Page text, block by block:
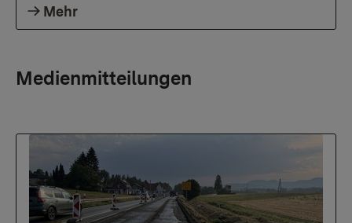
Mehr
Medienmitteilungen